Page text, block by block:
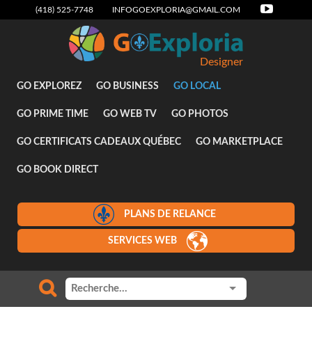
(418) 525-7748 INFOGOEXPLORIA@GMAIL.COM
Designer
GO EXPLOREZ GO BUSINESS GO LOCAL
GO PRIME TIME GO WEB TV GO PHOTOS
GO CERTIFICATS CADEAUX QUÉBEC GO MARKETPLACE
GO BOOK DIRECT
PLANS DE RELANCE
SERVICES WEB